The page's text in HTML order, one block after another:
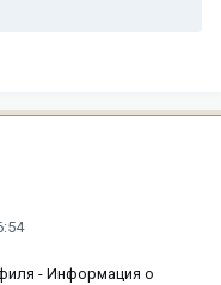
- Информация о